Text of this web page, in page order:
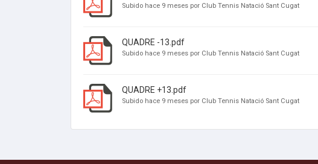
Subido hace 9 meses por Club Tennis Natació Sant Cugat
QUADRE -13.pdf
Subido hace 9 meses por Club Tennis Natació Sant Cugat
QUADRE +13.pdf
Subido hace 9 meses por Club Tennis Natació Sant Cugat